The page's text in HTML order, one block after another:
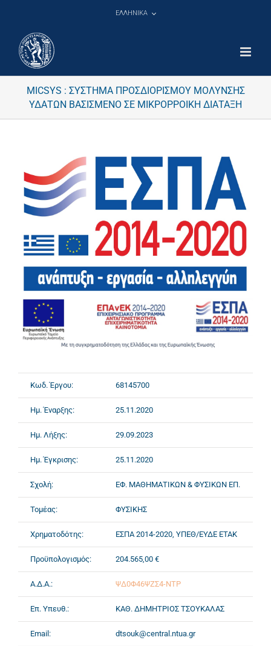
ΕΛΛΗΝΙΚΑ
MICSYS : ΣΥΣΤΗΜΑ ΠΡΟΣΔΙΟΡΙΣΜΟΥ ΜΟΛΥΝΣΗΣ
ΥΔΑΤΩΝ ΒΑΣΙΣΜΕΝΟ ΣΕ ΜΙΚΡΟΡΡΟΙΚΗ ΔΙΑΤΑΞΗ
Κωδ. Έργου: 68145700
Ημ. Έναρξης: 25.11.2020
Ημ. Λήξης: 29.09.2023
Ημ. Έγκρισης: 25.11.2020
Σχολή: ΕΦ. ΜΑΘΗΜΑΤΙΚΩΝ & ΦΥΣΙΚΩΝ ΕΠ.
Τομέας: ΦΥΣΙΚΗΣ
Χρηματοδότης: ΕΣΠΑ 2014-2020, ΥΠΕΘ/ΕΥΔΕ ΕΤΑΚ
Προϋπολογισμός: 204.565,00 €
Α.Δ.Α.: ΨΔ0Φ46ΨΖΣ4-ΝΤΡ
Επ. Υπευθ.: ΚΑΘ. ΔΗΜΗΤΡΙΟΣ ΤΣΟΥΚΑΛΑΣ
Email: dtsouk@central.ntua.gr